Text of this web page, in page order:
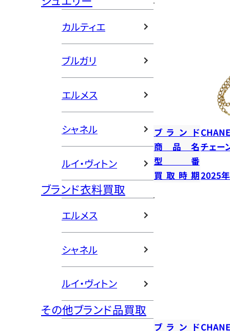
カルティエ
ブルガリ
エルメス
シャネル
ルイ・ヴィトン
ブランド衣料買取
エルメス
シャネル
ルイ・ヴィトン
その他ブランド品買取
ブランド
商品名チェー
型番
買取時期2025
ブランド